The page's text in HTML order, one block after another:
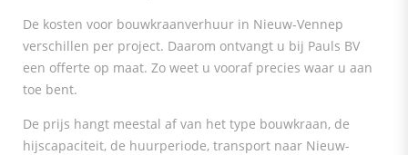
De kosten voor bouwkraanverhuur in Nieuw-Vennep
verschillen per project. Daarom ontvangt u bij Pauls BV
een offerte op maat. Zo weet u vooraf precies waar u aan
toe bent.
De prijs hangt meestal af van het type bouwkraan, de
hijscapaciteit, de huurperiode, transport naar Nieuw-